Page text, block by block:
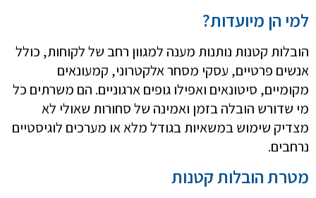
למי הן מיועדות?
הובלות קטנות נותנות מענה למגוון רחב של לקוחות, כולל
אנשים פרטיים, עסקי מסחר אלקטרוני, קמעונאים
מקומיים, סיטונאים ואפילו גופים ארגוניים. הם משרתים כל
מי שדורש הובלה בזמן ואמינה של סחורות שאולי לא
מצדיק שימוש במשאיות בגודל מלא או מערכים לוגיסטיים
נרחבים.
מטרת הובלות קטנות